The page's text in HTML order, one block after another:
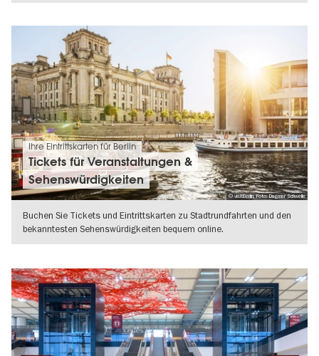
© visitBerlin, Foto: Dagmar Schwelle
Ihre Eintrittskarten für Berlin
Tickets für Veranstaltungen &
Sehenswürdigkeiten
Buchen Sie Tickets und Eintrittskarten zu Stadtrundfahrten und den
bekanntesten Sehenswürdigkeiten bequem online.